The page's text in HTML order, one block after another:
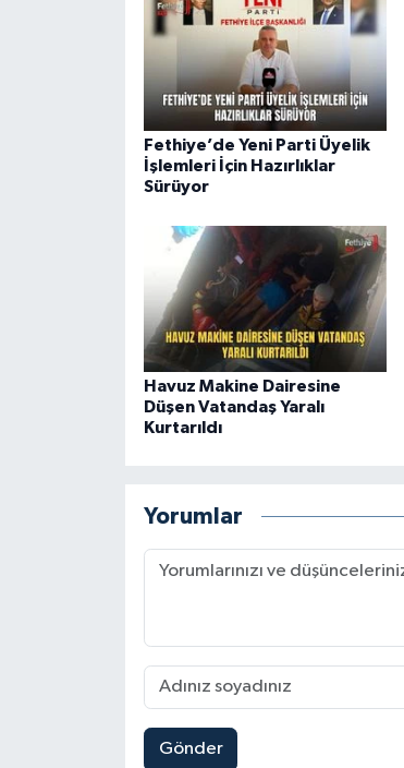
Fethiye’de Yeni Parti Üyelik
İşlemleri İçin Hazırlıklar
Sürüyor
Havuz Makine Dairesine
Düşen Vatandaş Yaralı
Kurtarıldı
Yorumlar
Gönder